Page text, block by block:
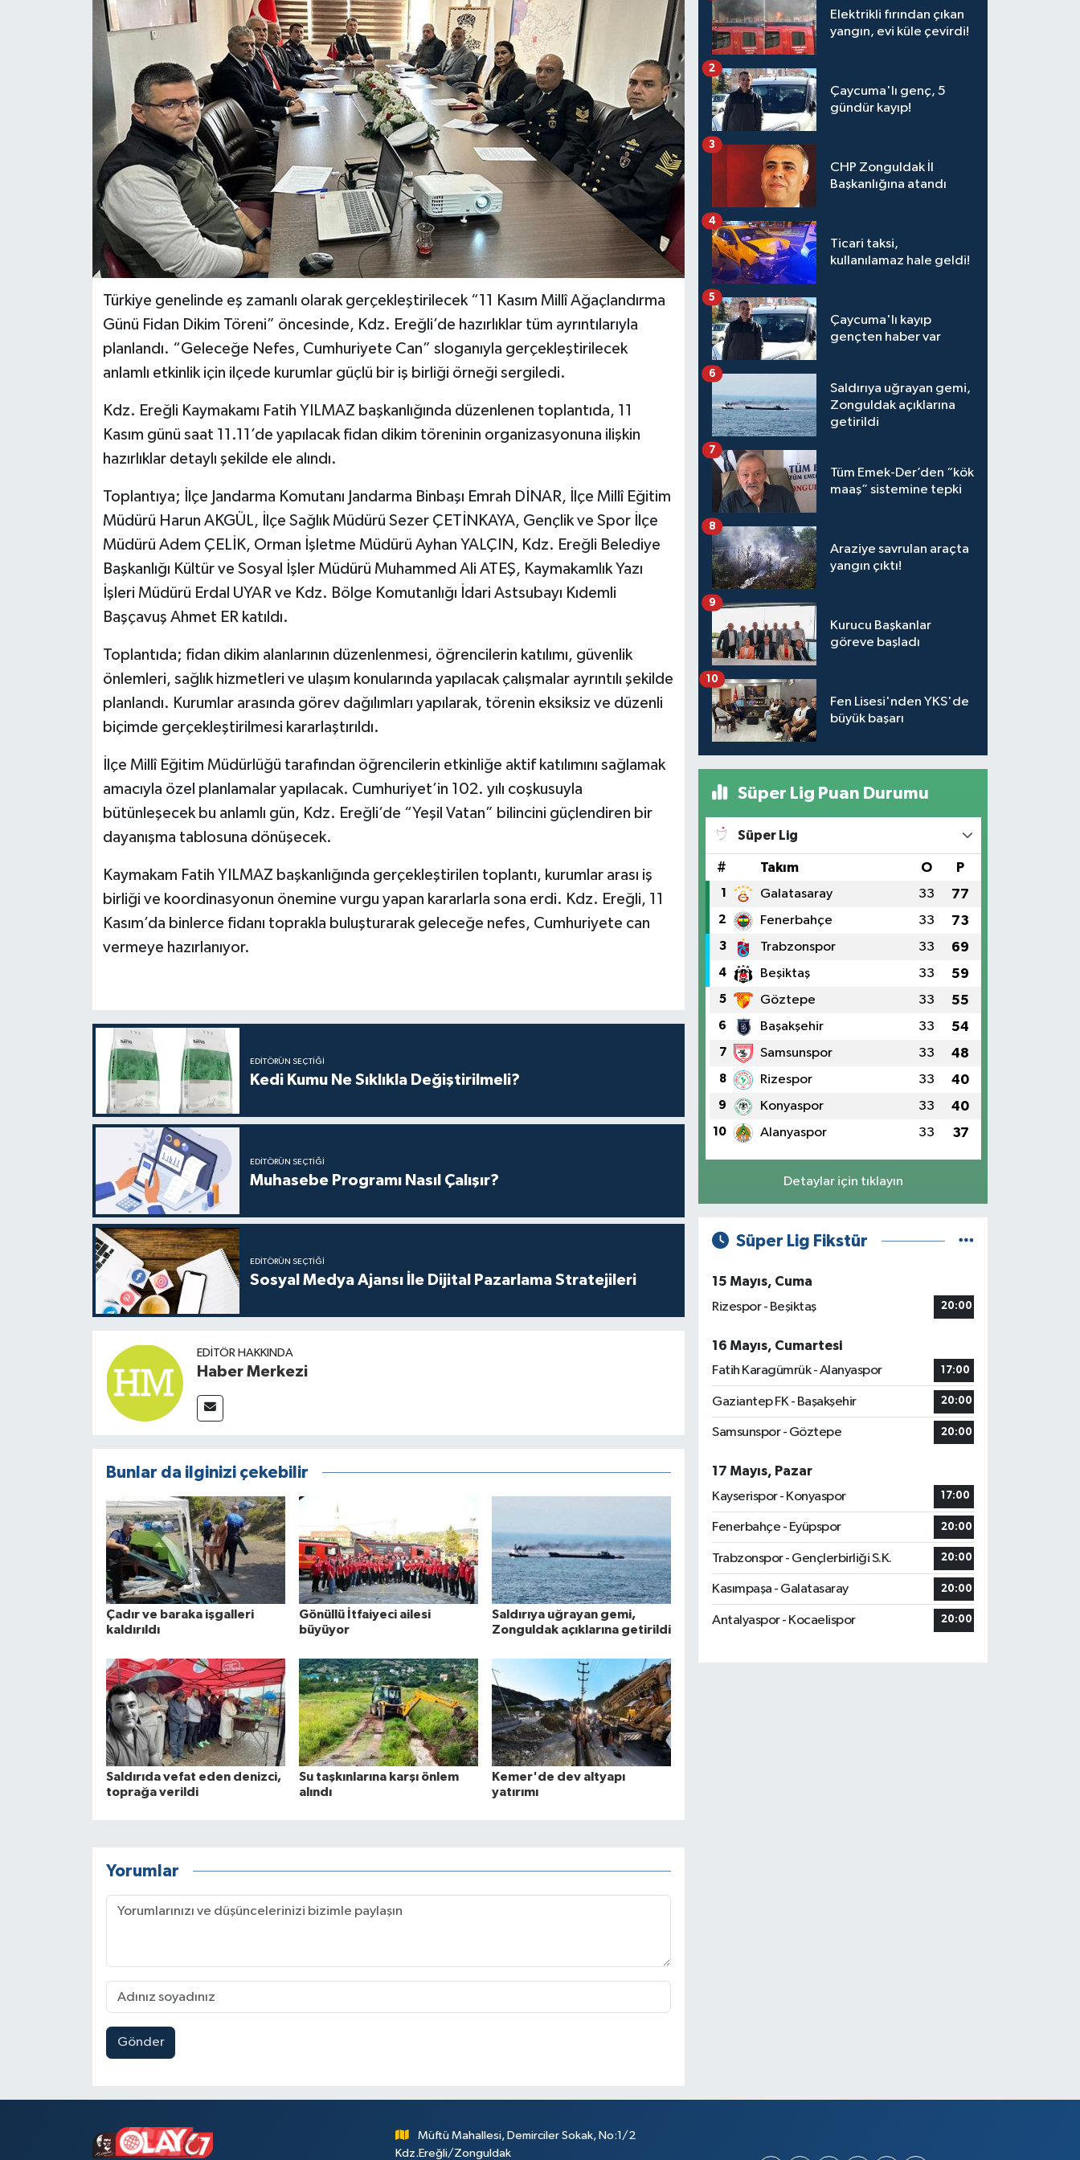
Türkiye genelinde eş zamanlı olarak gerçekleştirilecek “11 Kasım Millî Ağaçlandırma
Günü Fidan Dikim Töreni” öncesinde, Kdz. Ereğli’de hazırlıklar tüm ayrıntılarıyla
planlandı. “Geleceğe Nefes, Cumhuriyete Can” sloganıyla gerçekleştirilecek
anlamlı etkinlik için ilçede kurumlar güçlü bir iş birliği örneği sergiledi.
Kdz. Ereğli Kaymakamı Fatih YILMAZ başkanlığında düzenlenen toplantıda, 11
Kasım günü saat 11.11’de yapılacak fidan dikim töreninin organizasyonuna ilişkin
hazırlıklar detaylı şekilde ele alındı.
Toplantıya; İlçe Jandarma Komutanı Jandarma Binbaşı Emrah DİNAR, İlçe Millî Eğitim
Müdürü Harun AKGÜL, İlçe Sağlık Müdürü Sezer ÇETİNKAYA, Gençlik ve Spor İlçe
Müdürü Adem ÇELİK, Orman İşletme Müdürü Ayhan YALÇIN, Kdz. Ereğli Belediye
Başkanlığı Kültür ve Sosyal İşler Müdürü Muhammed Ali ATEŞ, Kaymakamlık Yazı
İşleri Müdürü Erdal UYAR ve Kdz. Bölge Komutanlığı İdari Astsubayı Kıdemli
Başçavuş Ahmet ER katıldı.
Toplantıda; fidan dikim alanlarının düzenlenmesi, öğrencilerin katılımı, güvenlik
önlemleri, sağlık hizmetleri ve ulaşım konularında yapılacak çalışmalar ayrıntılı şekilde
planlandı. Kurumlar arasında görev dağılımları yapılarak, törenin eksiksiz ve düzenli
biçimde gerçekleştirilmesi kararlaştırıldı.
İlçe Millî Eğitim Müdürlüğü tarafından öğrencilerin etkinliğe aktif katılımını sağlamak
amacıyla özel planlamalar yapılacak. Cumhuriyet’in 102. yılı coşkusuyla
bütünleşecek bu anlamlı gün, Kdz. Ereğli’de “Yeşil Vatan” bilincini güçlendiren bir
dayanışma tablosuna dönüşecek.
Kaymakam Fatih YILMAZ başkanlığında gerçekleştirilen toplantı, kurumlar arası iş
birliği ve koordinasyonun önemine vurgu yapan kararlarla sona erdi. Kdz. Ereğli, 11
Kasım’da binlerce fidanı toprakla buluşturarak geleceğe nefes, Cumhuriyete can
vermeye hazırlanıyor.
EDITÖRÜN SEÇTIĞI
Kedi Kumu Ne Sıklıkla Değiştirilmeli?
EDITÖRÜN SEÇTIĞI
Muhasebe Programı Nasıl Çalışır?
EDITÖRÜN SEÇTIĞI
Sosyal Medya Ajansı İle Dijital Pazarlama Stratejileri
EDITÖR HAKKINDA
Haber Merkezi
Bunlar da ilginizi çekebilir
Çadır ve baraka işgalleri
kaldırıldı
Gönüllü İtfaiyeci ailesi
büyüyor
Saldırıya uğrayan gemi,
Zonguldak açıklarına getirildi
Saldırıda vefat eden denizci,
toprağa verildi
Su taşkınlarına karşı önlem
alındı
Kemer'de dev altyapı
yatırımı
Yorumlar
Gönder
Elektrikli fırından çıkan
yangın, evi küle çevirdi!
Çaycuma'lı genç, 5
gündür kayıp!
2
CHP Zonguldak İl
Başkanlığına atandı
3
Ticari taksi,
kullanılamaz hale geldi!
4
Çaycuma'lı kayıp
gençten haber var
5
Saldırıya uğrayan gemi,
Zonguldak açıklarına
getirildi
6
Tüm Emek-Der’den “kök
maaş” sistemine tepki
7
Araziye savrulan araçta
yangın çıktı!
8
Kurucu Başkanlar
göreve başladı
9
Fen Lisesi'nden YKS'de
büyük başarı
10
Süper Lig Puan Durumu
Süper Lig
# Takım O P
1 Galatasaray 33 77
2 Fenerbahçe 33 73
3 Trabzonspor 33 69
4 Beşiktaş 33 59
5 Göztepe 33 55
6 Başakşehir 33 54
7 Samsunspor 33 48
8 Rizespor 33 40
9 Konyaspor 33 40
10 Alanyaspor 33 37
Detaylar için tıklayın
Süper Lig Fikstür
15 Mayıs, Cuma
Rizespor - Beşiktaş
20:00
16 Mayıs, Cumartesi
Fatih Karagümrük - Alanyaspor
17:00
Gaziantep FK - Başakşehir 20:00
Samsunspor - Göztepe 20:00
17 Mayıs, Pazar
Kayserispor - Konyaspor
17:00
Fenerbahçe - Eyüpspor 20:00
Trabzonspor - Gençlerbirliği S.K. 20:00
Kasımpaşa - Galatasaray 20:00
Antalyaspor - Kocaelispor 20:00
Müftü Mahallesi, Demirciler Sokak, No:1/2
Kdz.Ereğli/Zonguldak
Bilim veTeknoloji
SEKTÖR
haber ara
Günün Haberleri
Yazarlarımız
Tüm Haberler
Son Dakika
Tüm Haberler